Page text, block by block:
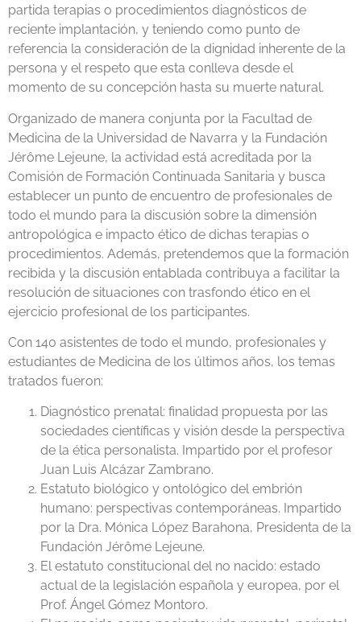
partida terapias o procedimientos diagnósticos de
reciente implantación, y teniendo como punto de
referencia la consideración de la dignidad inherente de la
persona y el respeto que esta conlleva desde el
momento de su concepción hasta su muerte natural.
Organizado de manera conjunta por la Facultad de
Medicina de la Universidad de Navarra y la Fundación
Jérôme Lejeune, la actividad está acreditada por la
Comisión de Formación Continuada Sanitaria y busca
establecer un punto de encuentro de profesionales de
todo el mundo para la discusión sobre la dimensión
antropológica e impacto ético de dichas terapias o
procedimientos. Además, pretendemos que la formación
recibida y la discusión entablada contribuya a facilitar la
resolución de situaciones con trasfondo ético en el
ejercicio profesional de los participantes.
Con 140 asistentes de todo el mundo, profesionales y
estudiantes de Medicina de los últimos años, los temas
tratados fueron:
Diagnóstico prenatal: finalidad propuesta por las
sociedades científicas y visión desde la perspectiva
de la ética personalista. Impartido por el profesor
Juan Luis Alcázar Zambrano.
Estatuto biológico y ontológico del embrión
humano: perspectivas contemporáneas. Impartido
por la Dra. Mónica López Barahona, Presidenta de la
Fundación Jérôme Lejeune.
El estatuto constitucional del no nacido: estado
actual de la legislación española y europea, por el
Prof. Ángel Gómez Montoro.